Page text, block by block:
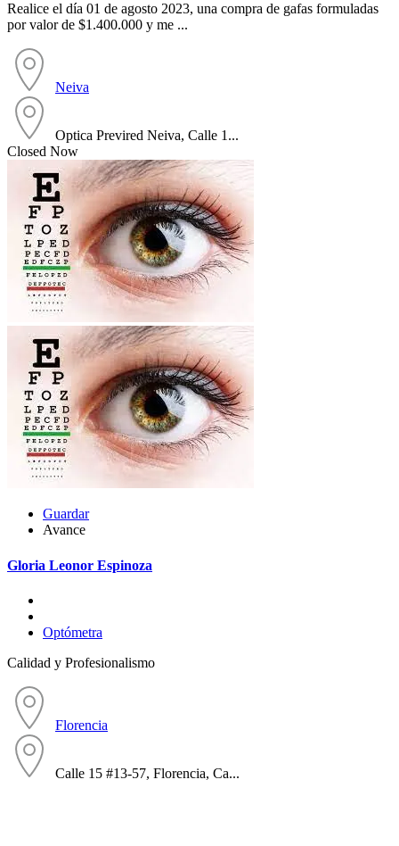
Realice el día 01 de agosto 2023, una compra de gafas formuladas
por valor de $1.400.000 y me ...
Neiva
Optica Previred Neiva, Calle 1...
Closed Now
Guardar
Avance
Gloria Leonor Espinoza
Optómetra
Calidad y Profesionalismo
Florencia
Calle 15 #13-57, Florencia, Ca...